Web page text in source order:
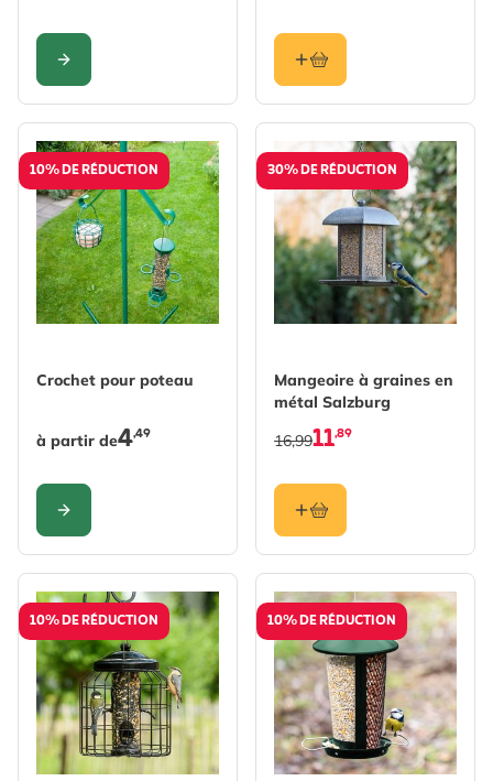
CONFIGURER
10% DE RÉDUCTION
Crochet pour poteau
à partir de4,49
CONFIGURER
30% DE RÉDUCTION
Mangeoire à graines en
métal Salzburg
11,89
16,99
10% DE RÉDUCTION 10% DE RÉDUCTION